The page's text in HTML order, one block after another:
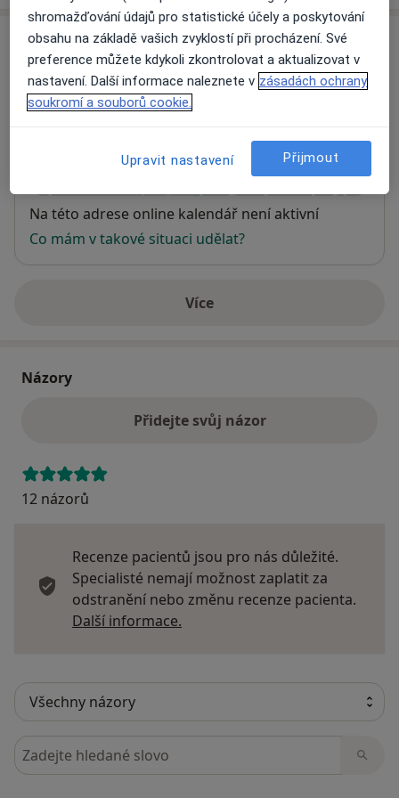
Adresa
Ordinace
Brno
Přiblížit mapuse otevře v nové záložce
Dostupnost
Na této adrese online kalendář není aktivní
Co mám v takové situaci udělat?
Víceo adrese
Názory
Přidejte svůj názor
12 názorů
Recenze pacientů jsou pro nás důležité.
Specialisté nemají možnost zaplatit za
odstranění nebo změnu recenze pacienta.
Další informace.
Hledejte v názorech
shromažďování údajů pro statistické účely a poskytování
obsahu na základě vašich zvyklostí při procházení. Své
preference můžete kdykoli zkontrolovat a aktualizovat v
nastavení. Další informace naleznete v zásadách ochrany
soukromí a souborů cookie.
Upravit nastavení Přijmout